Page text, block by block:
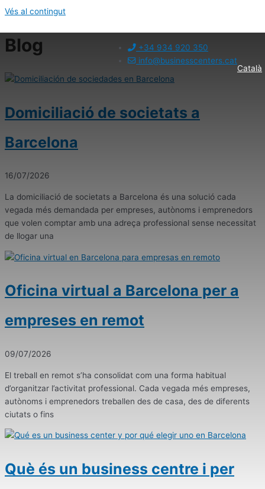
Vés al contingut
+34 934 920 350
info@businesscenters.cat
Català
Blog
Domiciliació de societats a
Barcelona
16/07/2026
La domiciliació de societats a Barcelona és una solució cada
vegada més demandada per empreses, autònoms i emprenedors
que volen comptar amb una adreça professional sense necessitat
de llogar una
Oficina virtual a Barcelona per a
empreses en remot
09/07/2026
El treball en remot s’ha consolidat com una forma habitual
d’organitzar l’activitat professional. Cada vegada més empreses,
autònoms i emprenedors treballen des de casa, des de diferents
ciutats o fins
Què és un business centre i per